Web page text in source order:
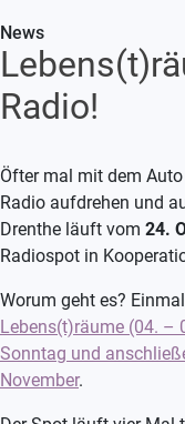
News
Radio!
Öfter mal mit dem
Radio aufdrehen und
Drenthe läuft vom 24.
Radiospot in
Worum geht es?
Lebens(t)räume (04. –
Sonntag und
November.